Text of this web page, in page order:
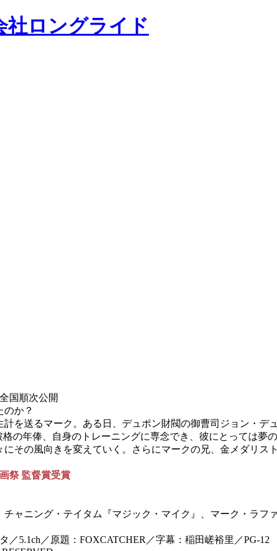
国順次公開
か？
を送るマーク。ある日、デュポン財閥の御曹司ジョン・デ
の年俸、自身のトレーニングに専念でき、彼にとっては夢
その風向きを変えていく。さらにマークの兄、金メダリ
祭 監督賞受賞
ャニング・テイタム『マジック・マイク』、マーク・ラ
5.1ch／原題：FOXCATCHER／字幕：稲田嵯裕里／PG-12